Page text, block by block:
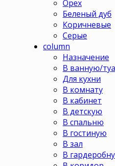
Орех
Беленый дуб
Коричневые
Серые
column
Назначение
В ванную/
Для кухни
В комнату
В кабинет
В детскую
В спальню
В гостиную
В зал
В